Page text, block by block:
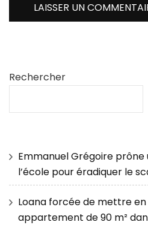
Rechercher
Emmanuel Grégoire
l’école pour éradiquer le
Loana forcée de mettre
appartement de 90 m²